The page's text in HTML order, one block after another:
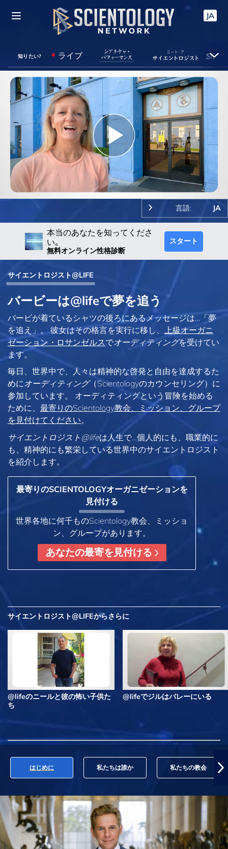
JA
知りたい? ライブ
Play
Video
言語: JA
本当のあなたを知ってくださ
い｡
無料オンライン性格診断
スタート
サイエントロジスト@LIFE
バービーは@lifeで夢を追う
バービが着ているシャツの後ろにあるメッセージは…「夢
を追え」。 彼女はその格言を実行に移し、
上級オーガニ
ゼーション・ロサンゼルスでオーディティングを受けてい
ます。
毎日、世界中で、人々は精神的な啓発と自由を達成するた
めにオーディティング（Scientologyのカウンセリング）に
参加しています。 オーディティングという冒険を始める
ために、 最寄りのScientology教会、ミッション、グループ
を見付けてください。
サイエントロジスト@lifeは 人生で…個人的にも、 職業的に
も、精神的にも繁栄している世界中のサイエントロジスト
を紹介します。
最寄りのSCIENTOLOGYオーガニゼーションを
見付ける
世界各地に何千ものScientology教会、ミッショ
ン、グループがあります。
あなたの最寄を見付ける
サイエントロジスト@LIFEからさらに
@lifeのニールと彼の怖い子供た
ち
@lifeでジルはバレーにいる
はじめに 私たちは誰か 私たちの教会